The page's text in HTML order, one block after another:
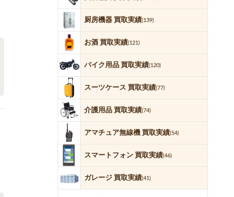
厨房機器 買取実績(139)
お酒 買取実績(121)
バイク用品 買取実績(120)
スーツケース 買取実績(77)
介護用品 買取実績(74)
アマチュア無線機 買取実績(54)
スマートフォン 買取実績(46)
ガレージ 買取実績(41)